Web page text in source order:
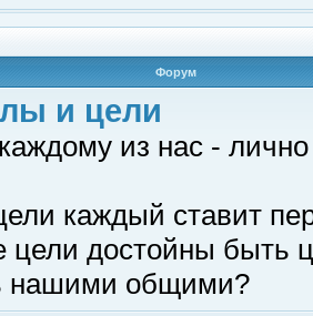
Форум
и цели
из нас -
каждый ставит
цели достойны быть
нашими общими?